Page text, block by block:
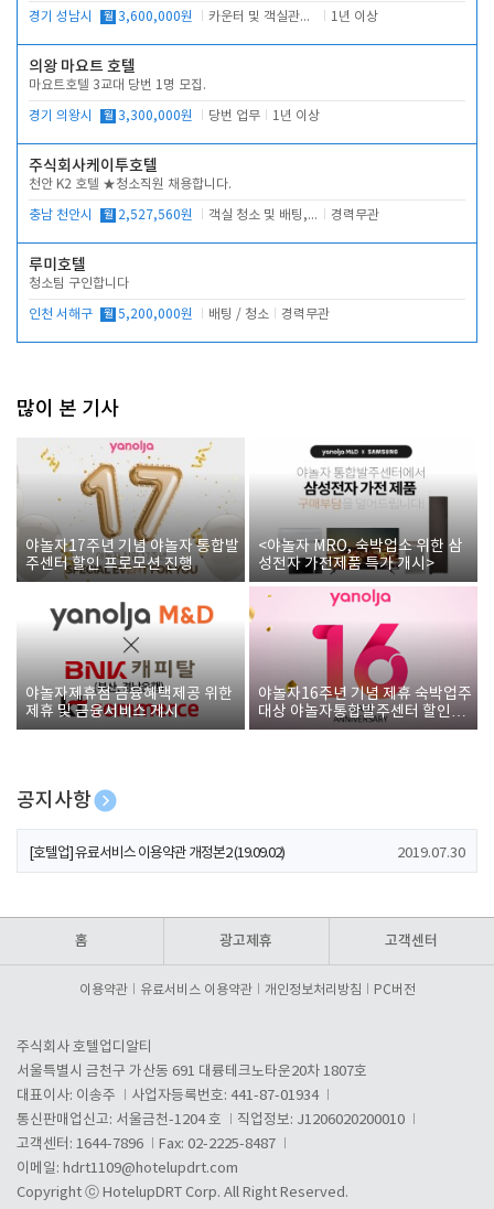
경기 성남시 월 3,600,000원 카운터 및 객실관리 전반 1년 이상
의왕 마요트 호텔
마요트호텔 3교대 당번 1명 모집.
경기 의왕시 월 3,300,000원 당번 업무 1년 이상
주식회사케이투호텔
천안 K2 호텔 ★청소직원 채용합니다.
충남 천안시 월 2,527,560원 객실 청소 및 배팅, 주변 시설 청소 경력무관
루미호텔
청소팀 구인합니다
인천 서해구 월 5,200,000원 배팅 / 청소 경력무관
많이 본 기사
야놀자17주년 기념 야놀자 통합발
주센터 할인 프로모션 진행
<야놀자 MRO, 숙박업소 위한 삼
성전자 가전제품 특가 개시>
야놀자제휴점 금융혜택제공 위한
제휴 및 금융서비스 게시
야놀자16주년 기념 제휴 숙박업주
대상 야놀자통합발주센터 할인쿠
폰 증정
공지사항
[호텔업] 개인정보 처리방침 개정본1 (19.09.02)
[호텔업] 유료서비스 이용약관 개정본2 (19.09.02) 2019.07.30
홈 광고제휴 고객센터
이용약관 유료서비스 이용약관 개인정보처리방침 PC버전
주식회사 호텔업디알티
서울특별시 금천구 가산동 691 대륭테크노타운20차 1807호
대표이사: 이송주
사업자등록번호: 441-87-01934
통신판매업신고: 서울금천-1204 호
직업정보: J1206020200010
고객센터: 1644-7896
Fax: 02-2225-8487
이메일: hdrt1109@hotelupdrt.com
Copyright ⓒ HotelupDRT Corp. All Right Reserved.